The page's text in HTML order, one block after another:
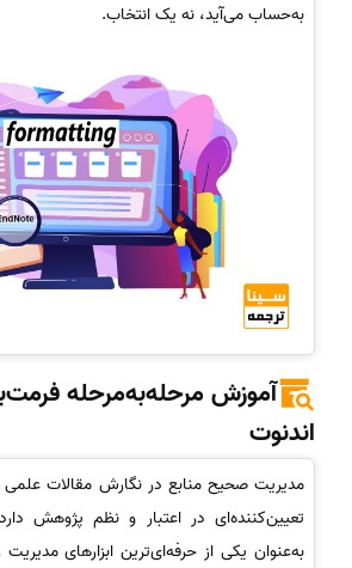
به‌حساب می‌آید، نه یک انتخاب.
آموزش مرحله‌به‌مرحله
اندنوت
مدیریت صحیح منابع در نگارش مقالات علمی
تعیین‌کننده‌ای در اعتبار و نظم پژوهش دارد.
به‌عنوان یکی از حرفه‌ای‌ترین ابزارهای